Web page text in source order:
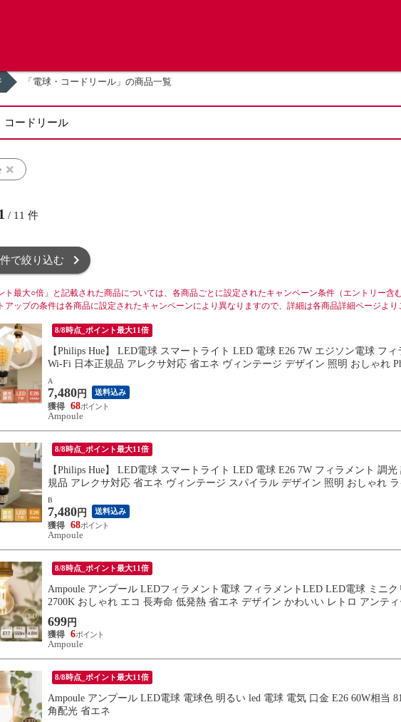
「電球・コードリール」の商品一覧
/ 11 件
で絞り込む
ト最大○倍」と記載された商品については、各商品ごとに設定されたキャンペーン条件（エントリー含
アップの条件は各商品に設定されたキャンペーンにより異なりますので、詳細は各商品詳細ページより
8/8時点_ポイント最大11倍
【Philips Hue】 LED電球 スマートライト LED 電球 E26 7W エジソン電球 フ
Wi-Fi 日本正規品 アレクサ対応 省エネ ヴィンテージ デザイン 照明 おしゃれ
A
7,480 円 送料込み
68
Ampoule
8/8時点_ポイント最大11倍
【Philips Hue】 LED電球 スマートライト LED 電球 E26 7W フィラメント 調
規品 アレクサ対応 省エネ ヴィンテージ スパイラル デザイン 照明 おしゃれ
B
7,480 円 送料込み
68
Ampoule
8/8時点_ポイント最大11倍
Ampoule アンプール LEDフィラメント電球 フィラメントLED LED電球 ミニ
2700K おしゃれ エコ 長寿命 低発熱 省エネ デザイン かわいい レトロ アンテ
699 円
6
Ampoule
8/8時点_ポイント最大11倍
Ampoule アンプール LED電球 電球色 明るい led 電球 電気 口金 E26 60W相当
角配光 省エネ